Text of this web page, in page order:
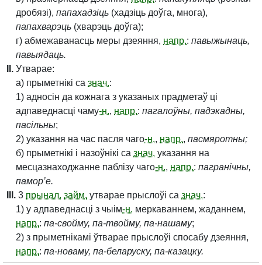
дробязі), папахадзіць (хадзіць доўга, многа),
папахварэць (хварэць доўга);
г) абмежаванасць меры дзеяння, напр.: павыжынаць,
павыядаць.
II. Утварае:
а) прыметнікі са знач.:
1) адносін да кожнага з указаных прадметаў ці
адпаведнасці чаму-н., напр.: пагалоўны, падэкадны,
пасільны;
2) указання на час пасля чаго-н., напр., пасмяротны;
б) прыметнікі і назоўнікі са знач. указання на
месцазнаходжанне паблізу чаго-н., напр.: пагранічны,
памор’е.
III. 3 прынал. займ. утварае прыслоўі са знач.:
1) у адпаведнасці з чыім-н. меркаваннем, жаданнем,
напр.: па-свойму, па-твойму, па-нашаму;
2) з прыметнікамі ўтварае прыслоўі спосабу дзеяння,
напр.: па-новаму, па-беларуску, па-казацку.